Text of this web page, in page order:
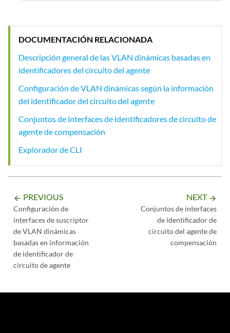
DOCUMENTACIÓN RELACIONADA
Descripción general de las VLAN dinámicas basadas en
identificadores del circuito del agente
Configuración de VLAN dinámicas según la información
del identificador del circuito del agente
Conjuntos de interfaces de identificadores de circuito de
agente de compensación
Explorador de CLI
arrow_backward PREVIOUS
Configuración de
interfaces de suscriptor
de VLAN dinámicas
basadas en información
de identificador de
circuito de agente
NEXT arrow_forward
Conjuntos de interfaces
de identificador de
circuito del agente de
compensación